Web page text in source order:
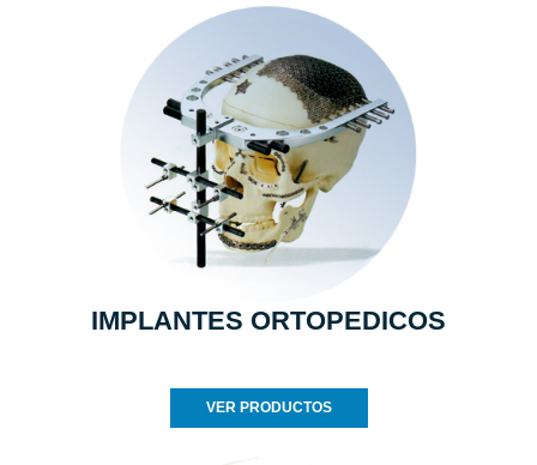
IMPLANTES ORTOPEDICOS
VER PRODUCTOS